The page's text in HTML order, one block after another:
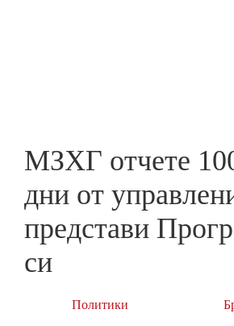
МЗХГ отчете
дни от
представи
си
Политики